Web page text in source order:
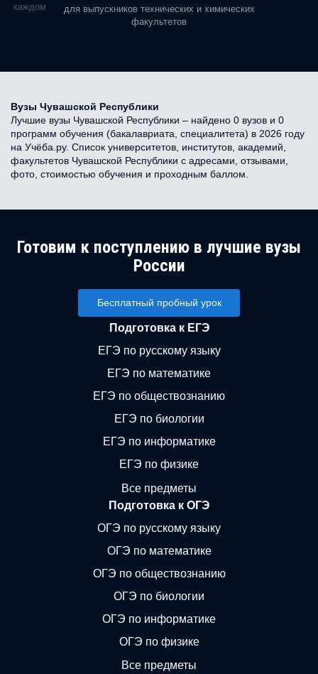
в каждом
для выпускников технических и химических
факультетов
Вузы Чувашской Республики
Лучшие вузы Чувашской Республики – найдено 0 вузов и 0
программ обучения (бакалавриата, специалитета) в 2026 году
на Учёба.ру. Список университетов, институтов, академий,
факультетов Чувашской Республики с адресами, отзывами,
фото, стоимостью обучения и проходным баллом.
Готовим к поступлению в лучшие вузы
России
Бесплатный пробный урок
Подготовка к ЕГЭ
ЕГЭ по русскому языку
ЕГЭ по математике
ЕГЭ по обществознанию
ЕГЭ по биологии
ЕГЭ по информатике
ЕГЭ по физике
Все предметы
Подготовка к ОГЭ
ОГЭ по русскому языку
ОГЭ по математике
ОГЭ по обществознанию
ОГЭ по биологии
ОГЭ по информатике
ОГЭ по физике
Все предметы